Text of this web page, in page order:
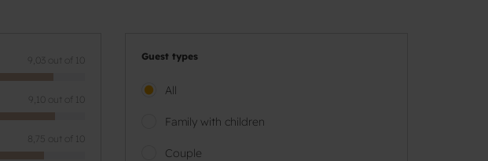
9,03 out of 10
9,10 out of 10
8,75 out of 10
Guest types
All
Family with children
Couple